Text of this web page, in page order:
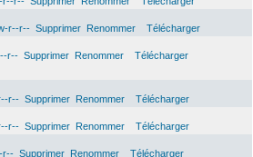
r--r-- Supprimer Renommer
Télécharger
r-- Supprimer Renommer
Télécharger
r-- Supprimer Renommer
Télécharger
r-- Supprimer Renommer
Télécharger
r-- Supprimer Renommer
Télécharger